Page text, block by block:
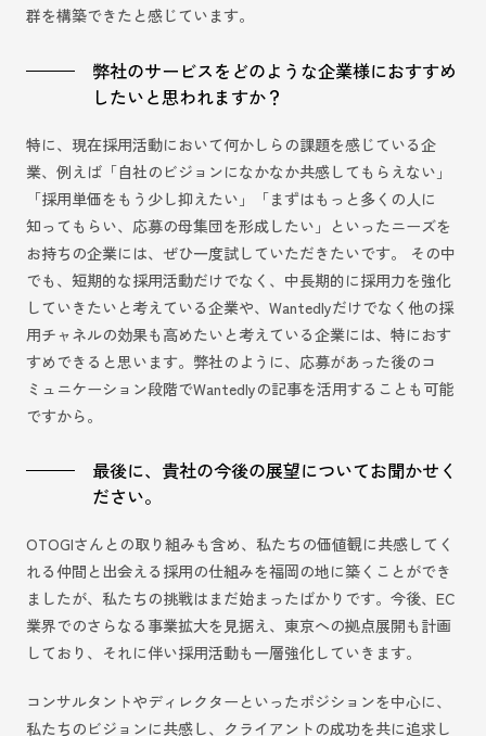
群を構築できたと感じています。
弊社のサービスをどのような企業様におすすめ
したいと思われますか？
特に、現在採用活動において何かしらの課題を感じている企
業、例えば「自社のビジョンになかなか共感してもらえない」
「採用単価をもう少し抑えたい」「まずはもっと多くの人に
知ってもらい、応募の母集団を形成したい」といったニーズを
お持ちの企業には、ぜひ一度試していただきたいです。 その中
でも、短期的な採用活動だけでなく、中長期的に採用力を強化
していきたいと考えている企業や、Wantedlyだけでなく他の採
用チャネルの効果も高めたいと考えている企業には、特におす
すめできると思います。弊社のように、応募があった後のコ
ミュニケーション段階でWantedlyの記事を活用することも可能
ですから。
最後に、貴社の今後の展望についてお聞かせく
ださい。
OTOGIさんとの取り組みも含め、私たちの価値観に共感してく
れる仲間と出会える採用の仕組みを福岡の地に築くことができ
ましたが、私たちの挑戦はまだ始まったばかりです。今後、EC
業界でのさらなる事業拡大を見据え、東京への拠点展開も計画
しており、それに伴い採用活動も一層強化していきます。
コンサルタントやディレクターといったポジションを中心に、
私たちのビジョンに共感し、クライアントの成功を共に追求し